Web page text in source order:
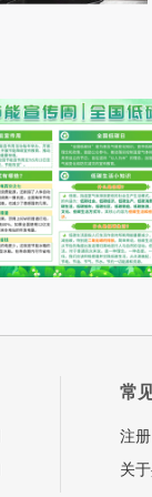
常
注册
关